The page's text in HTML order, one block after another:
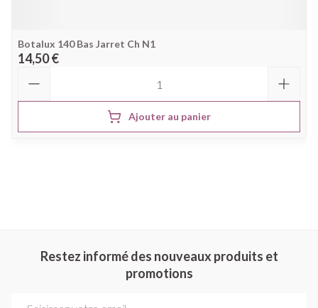
Botalux 140 Bas Jarret Ch N1
14,50 €
Ajouter au panier
Restez informé des nouveaux produits et
promotions